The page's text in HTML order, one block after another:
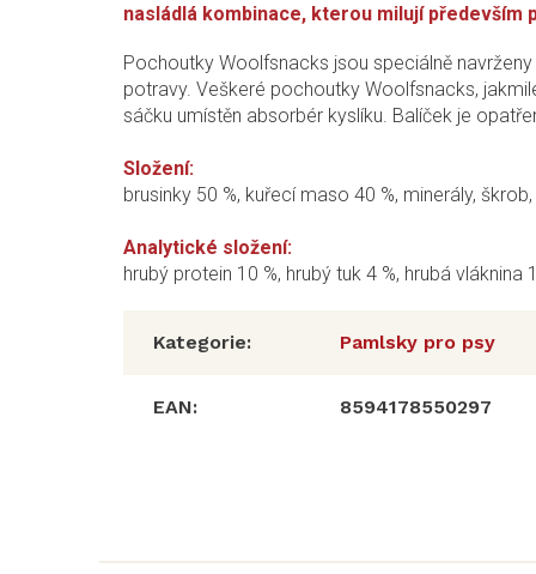
nasládlá kombinace, kterou milují především
Pochoutky Woolfsnacks jsou speciálně
potravy. Veškeré pochoutky Woolfsnacks,
sáčku umístěn absorbér kyslíku. Balíček je
Složení:
brusinky 50 %, kuřecí maso 40 %, minerály, škrob,
Analytické složení:
hrubý protein 10 %, hrubý tuk 4 %, hrubá vláknina
Kategorie: Pamlsky pro psy
EAN: 8594178550297